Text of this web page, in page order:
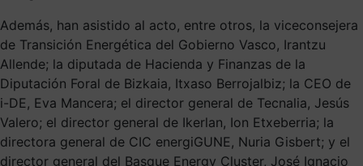
Además, han asistido al acto, entre otros, la viceconsejera
de Transición Energética del Gobierno Vasco, Irantzu
Allende; la diputada de Hacienda y Finanzas de la
Diputación Foral de Bizkaia, Itxaso Berrojalbiz; la CEO de
i-DE, Eva Mancera; el director general de Tecnalia, Jesús
Valero; el director general de Ikerlan, Ion Etxeberria; la
directora general de CIC energiGUNE, Nuria Gisbert; y el
director general del Basque Energy Cluster, José Ignacio